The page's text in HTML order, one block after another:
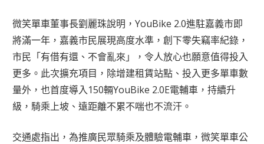
微笑單車董事長劉麗珠說明，YouBike 2.0進駐嘉義市即
將滿一年，嘉義市民展現高度水準，創下零失竊率紀錄，
市民「有借有還、不會亂來」，令人放心也願意值得投入
更多。此次擴充項目，除增建租賃站點、投入更多單車數
量外，也首度導入150輛YouBike 2.0E電輔車，持續升
級，騎乘上坡、遠距離不累不喘也不流汗。
交通處指出，為推廣民眾騎乘及體驗電輔車，微笑單車公